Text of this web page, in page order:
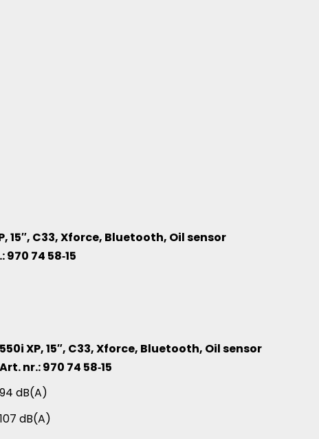
productartikelen
15″, C33, Xforce, Bluetooth, Oil sensor
970 74 58‑15
productartikelen
550i XP, 15″, C33, Xforce, Bluetooth, Oil sensor
Art. nr.: 970 74 58‑15
94 dB(A)
107 dB(A)